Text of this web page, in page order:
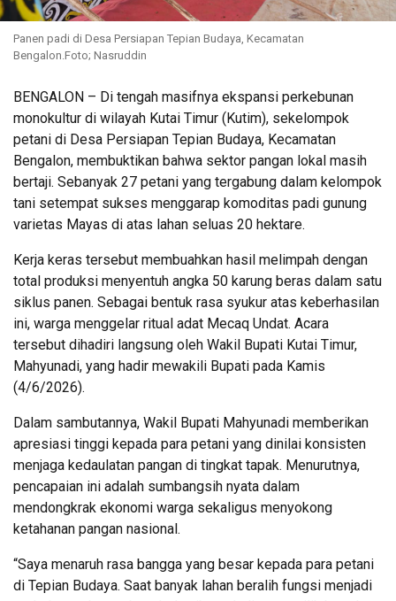
Panen padi di Desa Persiapan Tepian Budaya, Kecamatan
Bengalon.Foto; Nasruddin
BENGALON – Di tengah masifnya ekspansi perkebunan
monokultur di wilayah Kutai Timur (Kutim), sekelompok
petani di Desa Persiapan Tepian Budaya, Kecamatan
Bengalon, membuktikan bahwa sektor pangan lokal masih
bertaji. Sebanyak 27 petani yang tergabung dalam kelompok
tani setempat sukses menggarap komoditas padi gunung
varietas Mayas di atas lahan seluas 20 hektare.
Kerja keras tersebut membuahkan hasil melimpah dengan
total produksi menyentuh angka 50 karung beras dalam satu
siklus panen. Sebagai bentuk rasa syukur atas keberhasilan
ini, warga menggelar ritual adat Mecaq Undat. Acara
tersebut dihadiri langsung oleh Wakil Bupati Kutai Timur,
Mahyunadi, yang hadir mewakili Bupati pada Kamis
(4/6/2026).
Dalam sambutannya, Wakil Bupati Mahyunadi memberikan
apresiasi tinggi kepada para petani yang dinilai konsisten
menjaga kedaulatan pangan di tingkat tapak. Menurutnya,
pencapaian ini adalah sumbangsih nyata dalam
mendongkrak ekonomi warga sekaligus menyokong
ketahanan pangan nasional.
“Saya menaruh rasa bangga yang besar kepada para petani
di Tepian Budaya. Saat banyak lahan beralih fungsi menjadi